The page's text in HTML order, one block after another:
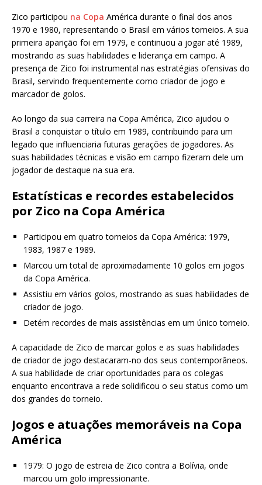
Zico participou na Copa América durante o final dos anos
1970 e 1980, representando o Brasil em vários torneios. A sua
primeira aparição foi em 1979, e continuou a jogar até 1989,
mostrando as suas habilidades e liderança em campo. A
presença de Zico foi instrumental nas estratégias ofensivas do
Brasil, servindo frequentemente como criador de jogo e
marcador de golos.
Ao longo da sua carreira na Copa América, Zico ajudou o
Brasil a conquistar o título em 1989, contribuindo para um
legado que influenciaria futuras gerações de jogadores. As
suas habilidades técnicas e visão em campo fizeram dele um
jogador de destaque na sua era.
Estatísticas e recordes estabelecidos
por Zico na Copa América
Participou em quatro torneios da Copa América: 1979,
1983, 1987 e 1989.
Marcou um total de aproximadamente 10 golos em jogos
da Copa América.
Assistiu em vários golos, mostrando as suas habilidades de
criador de jogo.
Detém recordes de mais assistências em um único torneio.
A capacidade de Zico de marcar golos e as suas habilidades
de criador de jogo destacaram-no dos seus contemporâneos.
A sua habilidade de criar oportunidades para os colegas
enquanto encontrava a rede solidificou o seu status como um
dos grandes do torneio.
Jogos e atuações memoráveis na Copa
América
1979: O jogo de estreia de Zico contra a Bolívia, onde
marcou um golo impressionante.